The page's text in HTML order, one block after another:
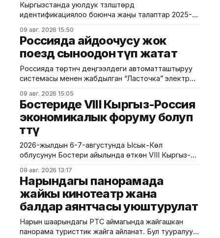
Кыргызстанда уюлдук түзүлүштөрдү
идентификациялоо боюнча жаңы талаптар 2025-
байланыштуу Бажы кызматы жарандарды
смартфон сатып алууда анын расмий түрдө өлкөгө
киргизилгенине жана каттоодон өткөнүнө көңүл
максаты — уюлдук түзүлүштөрдүн мыйзамдуу
жүгүртүлүшүн камсыз кылуу, контрабандага бөгөт коюу
жана керектөөчүлөрдүн укугун коргоо.
09 авг. 2026 15:50
Россияда айдоочусу жок
поезд сыноодон өтүп жатат
Россияда төртүнчү деңгээлдеги автоматташтыруу
системасы менен жабдылган “Ласточка” электр
борбордук шакек темир жолунда (МЦК) өткөрүлүп
жатат. Бул тууралуу РИА-Новости маалымдады.
Билдирүүгө караганда, жаңы технологиянын өзгөчөлүгү
— поездди башкаруу үчүн анын ичинде машинисттин
болушу талап кылынбайт. Поезд өз алдынча
ылдамдап, тормоз басып, эшиктерди ачып-жабат.
Анын
09 авг. 2026 15:05
Бостериде VIII Кыргыз-Россия
экономикалык форуму болуп
өттү
2026-жылдын 6-7-августунда Ысык-Көл
облусунун Бостери айылында өткөн VIII Кыргыз-
чара Евразия өкмөттөр аралык кеңешинин
жыйынынын алкагында уюштурулуп, ага
Кыргызстан менен Россиянын мамлекеттик
органдарынын, бизнес ишканаларынын, өнүктүрүү
институттарынын жана эксперттик коомчулуктун
өкүлдөрү катышты. Форумдун биринчи күнүнүн
жыйынтыгында бир катар келишимдерге кол
09 авг. 2026 13:17
Нарындагы панорамада
жайкы кинотеатр жана
балдар аянтчасы уюштурулат
Нарын шаарындагы РТС аймагында жайгашкан
панорама туристтик жайга айланат. Бул тууралуу